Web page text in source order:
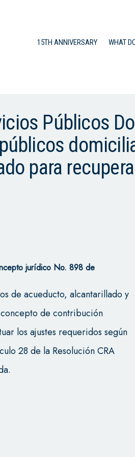
15TH ANNIVERSARY WHAT
Públicos
para
jurídico No. 898 de
de acueducto, alcantarillado y
de contribución
los ajustes requeridos según
28 de la Resolución CRA